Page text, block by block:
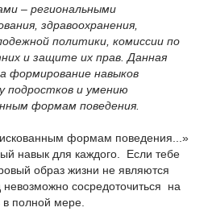
– региональными
здравоохранения,
политики, комиссии по
и защите их прав. Данная
формирование навыков
подростков и умению
формам поведения.
формам поведения...»
навык для каждого. Если тебе
образ жизни не являются
сосредоточиться на
полной мере.